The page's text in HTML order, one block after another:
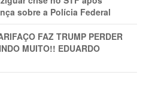
sobre a Polícia Federal
FAZ TRUMP PERDER
MUITO!! EDUARDO